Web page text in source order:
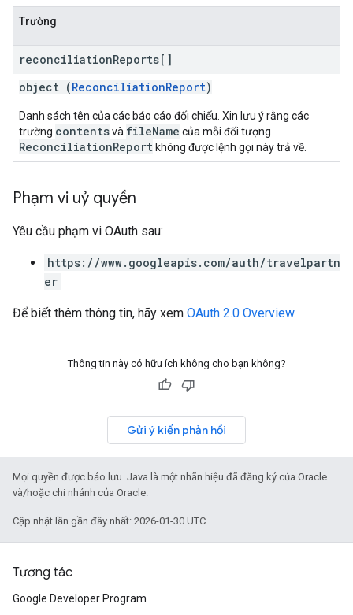
Trường
reconciliationReports[]
object (ReconciliationReport)
Danh sách tên của các báo cáo đối chiếu. Xin lưu ý rằng các
trường contentsvà fileName của mỗi đối tượng
ReconciliationReport không được lệnh gọi này trả về.
Phạm vi uỷ quyền
Yêu cầu phạm vi OAuth sau:
https://www.googleapis.com/auth/travelpartn
er
Để biết thêm thông tin, hãy xem OAuth 2.0 Overview.
Thông tin này có hữu ích không cho bạn không?
Gửi ý kiến phản hồi
Mọi quyền được bảo lưu. Java là một nhãn hiệu đã đăng ký của Oracle
và/hoặc chi nhánh của Oracle.
Cập nhật lần gần đây nhất: 2026-01-30 UTC.
Tương tác
Google Developer Program